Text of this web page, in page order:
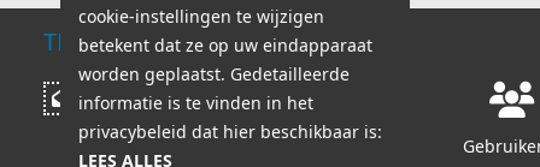
TECHNISCHE ONDERSTEUNING
Bericht schrijven
Werkuren:
za - zo: 8:00 - 14:00
cookie-instellingen te wijzigen
betekent dat ze op uw eindapparaat
worden geplaatst. Gedetailleerde
informatie is te vinden in het
privacybeleid dat hier beschikbaar is:
LEES ALLES